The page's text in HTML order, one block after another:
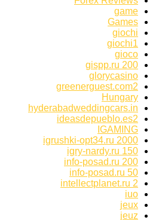
game
Games
giochi
giochi1
gioco
gispp.ru 200
glorycasino
greenerguest.com2
Hungary
hyderabadweddingcars.in
ideasdepueblo.es2
IGAMING
igrushki-opt34.ru 2000
igry-nardy.ru 150
info-posad.ru 200
info-posad.ru 50
intellectplanet.ru 2
iuo
jeux
jeuz